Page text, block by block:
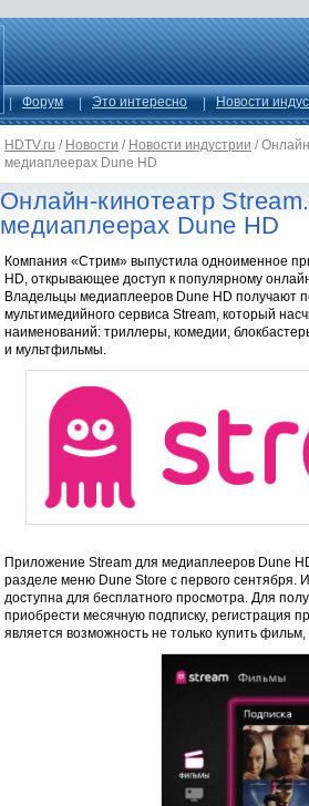
Форум Это интересно Новости
HDTV.ru / Новости / Новости индустрии /
медиаплеерах Dune HD
Онлайн-кинотеатр
медиаплеерах Dune HD
Компания «Стрим» выпустила одноименное
HD, открывающее доступ к популярному
Владельцы медиаплееров Dune HD получают
мультимедийного сервиса Stream, который
наименований: триллеры, комедии,
и мультфильмы.
Приложение Stream для медиаплееров Dune
разделе меню Dune Store с первого сентября.
доступна для бесплатного просмотра. Для
приобрести месячную подписку, регистрация
является возможность не только купить